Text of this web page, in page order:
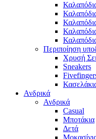
Περιποίηση
Χρυσή
Sneakers
Ανδρικά
Ανδρικά
Casual
Μποτάκια
Δετά